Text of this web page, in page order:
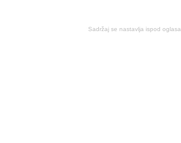
Sadržaj se nastavlja ispod oglasa